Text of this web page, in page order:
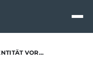
VOR…